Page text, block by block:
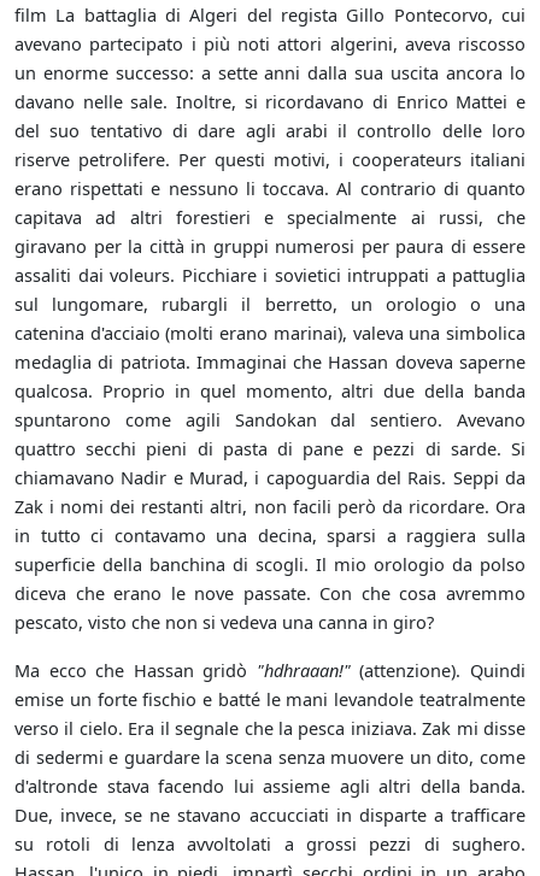
film La battaglia di Algeri del regista Gillo Pontecorvo, cui
avevano partecipato i più noti attori algerini, aveva riscosso
un enorme successo: a sette anni dalla sua uscita ancora lo
davano nelle sale. Inoltre, si ricordavano di Enrico Mattei e
del suo tentativo di dare agli arabi il controllo delle loro
riserve petrolifere. Per questi motivi, i cooperateurs italiani
erano rispettati e nessuno li toccava. Al contrario di quanto
capitava ad altri forestieri e specialmente ai russi, che
giravano per la città in gruppi numerosi per paura di essere
assaliti dai voleurs. Picchiare i sovietici intruppati a pattuglia
sul lungomare, rubargli il berretto, un orologio o una
catenina d'acciaio (molti erano marinai), valeva una simbolica
medaglia di patriota. Immaginai che Hassan doveva saperne
qualcosa. Proprio in quel momento, altri due della banda
spuntarono come agili Sandokan dal sentiero. Avevano
quattro secchi pieni di pasta di pane e pezzi di sarde. Si
chiamavano Nadir e Murad, i capoguardia del Rais. Seppi da
Zak i nomi dei restanti altri, non facili però da ricordare. Ora
in tutto ci contavamo una decina, sparsi a raggiera sulla
superficie della banchina di scogli. Il mio orologio da polso
diceva che erano le nove passate. Con che cosa avremmo
pescato, visto che non si vedeva una canna in giro?
Ma ecco che Hassan gridò "hdhraaan!"(attenzione). Quindi
emise un forte fischio e batté le mani levandole teatralmente
verso il cielo. Era il segnale che la pesca iniziava. Zak mi disse
di sedermi e guardare la scena senza muovere un dito, come
d'altronde stava facendo lui assieme agli altri della banda.
Due, invece, se ne stavano accucciati in disparte a trafficare
su rotoli di lenza avvoltolati a grossi pezzi di sughero.